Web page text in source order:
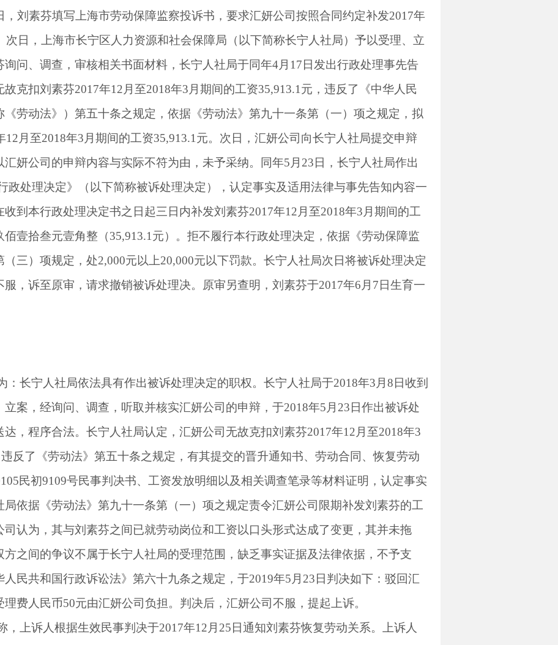
，刘素芬填写上海市劳动保障监察投诉书，要求汇妍公司按照合同约定补发2017年
次日，上海市长宁区人力资源和社会保障局（以下简称长宁人社局）予以受理、立
问、调查，审核相关书面材料，长宁人社局于同年4月 17 日发出行政处理事先告
故克扣刘素芬2017年12 月至2018年3 月期间的工资35,913.1 元，违反了《中华人民
劳动法》）第五十条之规定，依据《劳动法》第九十一条第（一）项之规定，拟
12 月至2018年3 月期间的工资35,913.1 元。次日，汇妍公司向长宁人社局提交申辩
妍公司的申辩内容与实际不符为由，未予采纳。同年5 月 23 日，长宁人社局作出
政处理决定》（以下简称被诉处理决定），认定事实及适用法律与事先告知内容一
到本行政处理决定书之日起三日内补发刘素芬2017年12 月至2018年3 月期间的工
壹拾叁元壹角整（35,913.1 元）。拒不履行本行政处理决定，依据《劳动保障监
三）项规定，处2,000元以上20,000元以下罚款。长宁人社局次日将被诉处理决定
，诉至原审，请求撤销被诉处理决。原审另查明，刘素芬于2017年6 月 7 日生育一
：长宁人社局依法具有作出被诉处理决定的职权。长宁人社局于2018年3 月 8 日收到
案，经询问、调查，听取并核实汇妍公司的申辩，于2018年5 月 23 日作出被诉处
，程序合法。长宁人社局认定，汇妍公司无故克扣刘素芬2017年12 月至2018年3
反了《劳动法》第五十条之规定，有其提交的晋升通知书、劳动合同、恢复劳动
民初9109号民事判决书、工资发放明细以及相关调查笔录等材料证明，认定事实
依据《劳动法》第九十一条第（一）项之规定责令汇妍公司限期补发刘素芬的工
认为，其与刘素芬之间已就劳动岗位和工资以口头形式达成了变更，其并未拖
之间的争议不属于长宁人社局的受理范围，缺乏事实证据及法律依据，不予支
民共和国行政诉讼法》第六十九条之规定，于2019年5 月 23 日判决如下：驳回汇
理费人民币50元由汇妍公司负担。判决后，汇妍公司不服，提起上诉。
，上诉人根据生效民事判决于2017年12 月 25 日通知刘素芬恢复劳动关系。上诉人